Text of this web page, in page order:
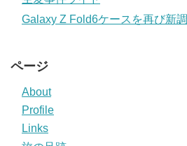
Galaxy Z Fold6ケースを再び新調
ページ
About
Profile
Links